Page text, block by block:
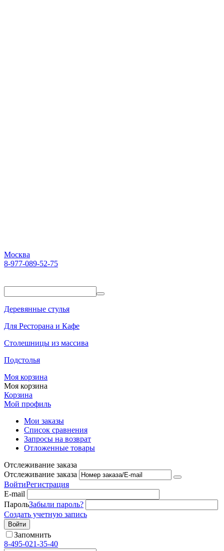
Москва
8-977-089-52-75
Деревянные стулья
Для Ресторана и Кафе
Столешницы из массива
Подстолья
Моя корзина
Моя корзина
Корзина
Мой профиль
Мои заказы
Список сравнения
Запросы на возврат
Отложенные товары
Отслеживание заказа
Отслеживание заказа
ВойтиРегистрация
E-mail
ПарольЗабыли пароль?
Создать учетную запись
Войти
Запомнить
8-495-021-35-40